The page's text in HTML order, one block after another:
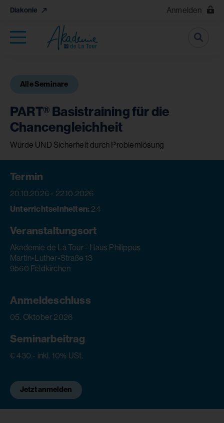
Diakonie Anmelden
Suche
Alle Seminare
PART® Basistraining für die
Chancengleichheit
Würde UND Sicherheit durch Problemlösung
Termin
20.10.2026 - 22.10.2026
Unterrichtseinheiten: 24
Veranstaltungsort
Akademie de La Tour - Haus Philippus
Martin-Luther-Straße 13
9560 Feldkirchen
Anmeldeschluss
05. Oktober 2026
Seminarbeitrag
€ 430.- inkl. 10% USt.
Jetzt anmelden